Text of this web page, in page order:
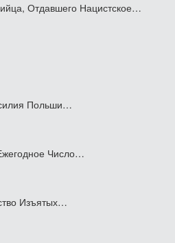
Отдавшего Нацистское…
Польши…
Число…
Изъятых…